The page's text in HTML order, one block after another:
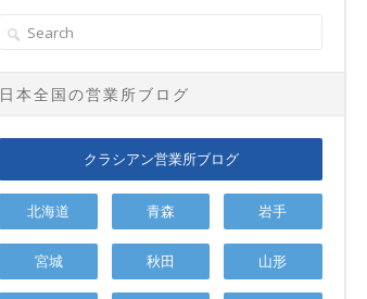
日本全国の営業所ブログ
クラシアン営業所ブログ
北海道 青森 岩手
宮城 秋田 山形